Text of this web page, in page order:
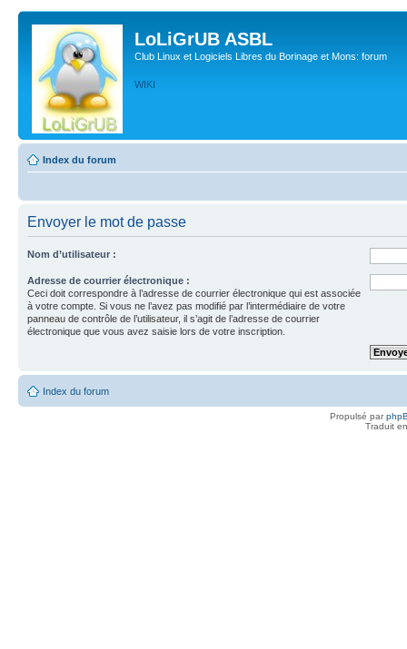
LoLiGrUB ASBL
Club Linux et Logiciels Libres du Borinage et Mons: forum
WIKI
Index du forum
Envoyer le mot de passe
Nom d’utilisateur :
Adresse de courrier électronique :
Ceci doit correspondre à l’adresse de courrier électronique qui est associée
à votre compte. Si vous ne l’avez pas modifié par l’intermédiaire de votre
panneau de contrôle de l’utilisateur, il s’agit de l’adresse de courrier
électronique que vous avez saisie lors de votre inscription.
Index du forum
Propulsé par
Traduit